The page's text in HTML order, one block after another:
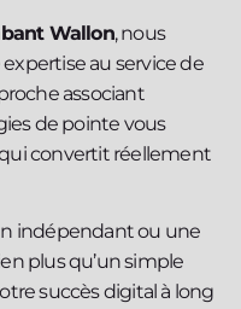
Wallon, nous
au service de
associant
de pointe vous
convertit réellement
indépendant ou une
plus qu’un simple
succès digital à long